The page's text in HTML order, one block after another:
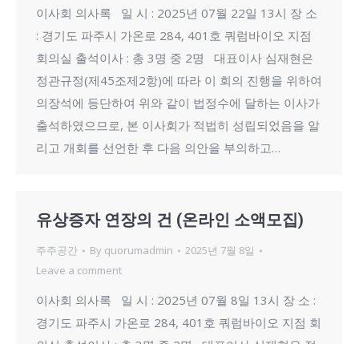
이사회 의사록 일 시 : 2025년 07월 22일 13시 장 소
: 경기도 파주시 가온로 284, 401호 쿼럼바이오 지점
회의실 출석이사 : 총 3명 중 2명 대표이사 심재현은
정관규정(제45조제2항)에 따라 이 회의 진행을 위하여
의장석에 등단하여 위와 같이 법정수에 달하는 이사가
출석하였으므로, 본 이사회가 적법히 성립되었음을 알
리고 개회를 선언한 후 다음 의안을 부의하고…
유상증자 연장의 건 (온라인 소액모집)
주주공간 By quorumadmin
2025년 7월 8일
Leave a comment
이사회 의사록 일 시 : 2025년 07월 8일 13시 장 소 :
경기도 파주시 가온로 284, 401호 쿼럼바이오 지점 회